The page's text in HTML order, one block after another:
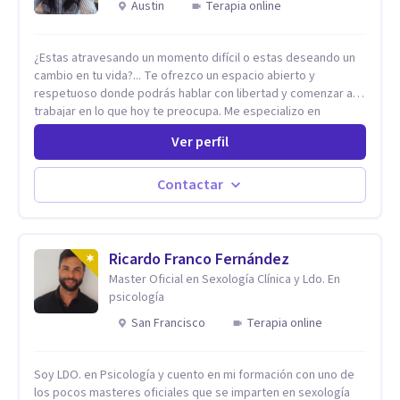
Austin Terapia online
¿Estas atravesando un momento difícil o estas deseando un
cambio en tu vida?... Te ofrezco un espacio abierto y
respetuoso donde podrás hablar con libertad y comenzar a
trabajar en lo que hoy te preocupa. Me especializo en
Trastornos de Ansiedad y a lo largo de mi experiencia
profesional he acompañado a muchas Familias y Parejas con
distintas problemáticas como el manejo del estrés,
Autoestima, Gestión de la Ira, Depresión, Retos en la Crianza,
Codependencia, Celos, entre otros. Cuento con más de 12
Adolescentes y Adultos
Ver perfil
Contactar
Ricardo Franco Fernández
Master Oficial en Sexología Clínica y Ldo. En
psicología
San Francisco
Terapia online
Soy LDO. en Psicología y cuento en mi formación con uno de
los pocos masteres oficiales que se imparten en sexología